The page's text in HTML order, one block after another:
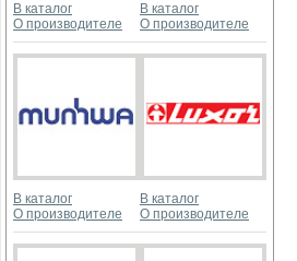
В каталог
О производителе
В каталог
О производителе
В каталог
О производителе
В каталог
О производителе